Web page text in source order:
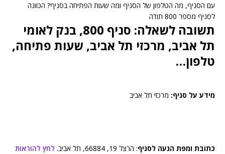
עם הסניף, מה הטלפון של הסניף ומה שעות הפתיחה בסניף? הכוונה
לסניף מספר 800 תודה
תשובה לשאלה: סניף 800, בנק לאומי
תל אביב, מרכזי תל אביב, שעות פתיחה,
טלפון…
מידע על סניף: מרכזי תל אביב
כתובת ומפת הגעה לסניף: הרצל 19, 66884, תל אביב.
לחץ להוראות